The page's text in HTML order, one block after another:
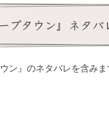
プタウン』ネタバ
ン』のネタバレを含みま